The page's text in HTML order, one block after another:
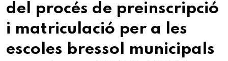
del procés de preinscripció
i matriculació per a les
escoles bressol municipals